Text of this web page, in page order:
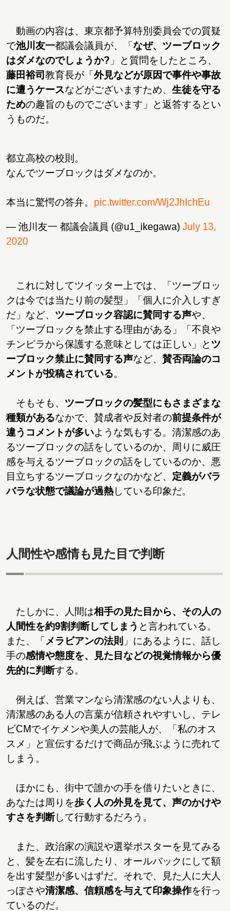
動画の内容は、東京都予算特別委員会での質疑
で池川友一都議会議員が、「 なぜ、ツーブロック
はダメなのでしょうか? 」と質問をしたところ、
藤田裕司 教育長が「 外見などが原因で事件や事故
に遭うケースなどがございますため、 生徒を守る
ための趣旨のものでございます」と返答するとい
うものだ。
都立高校の校則。
なんでツーブロックはダメなのか。
本当に驚愕の答弁。 pic.twitter.com/Wj2JhIchEu
— 池川友一 都議会議員 (@u1_ikegawa) July 13,
2020
これに対してツイッター上では、「ツーブロッ
クは今では当たり前の髪型」「個人に介入しすぎ
だ」など、 ツーブロック容認に賛同する声や、
「ツーブロックを禁止する理由がある」「不良や
チンピラから保護する意味としては正しい」と ツ
ーブロック禁止に賛同する声など、 賛否両論のコ
メントが投稿されている。
そもそも、 ツーブロックの髪型にもさまざまな
種類があるなかで、賛成者や反対者の前提条件が
違うコメントが多いような気もする。清潔感のあ
るツーブロックの話をしているのか、周りに威圧
感を与えるツーブロックの話をしているのか、悪
目立ちするツーブロックなのかなど、 定義がバラ
バラな状態で議論が過熱している印象だ。
人間性や感情も見た目で判断
たしかに、人間は相手の見た目から、その人の
人間性を約9割判断してしまう と言われている。
また、「 メラビアンの法則 」にあるように、話し
手の感情や態度を、見た目などの視覚情報から優
先的に判断する。
例えば、営業マンなら清潔感のない人よりも、
清潔感のある人の言葉が信頼されやすいし、テレ
ビCMでイケメンや美人の芸能人が、「私のオス
スメ」と宣伝するだけで商品が飛ぶように売れて
しまう。
ほかにも、街中で誰かの手を借りたいときに、
あなたは周りを歩く人の外見を見て、声のかけや
すさを判断して行動するだろう。
また、政治家の演説や選挙ポスターを見てみる
と、髪を左右に流したり、オールバックにして額
を出す髪型が多いはずだ。それで、見た人に大人
っぽさや清潔感、信頼感を与えて印象操作を行っ
ているのだ。